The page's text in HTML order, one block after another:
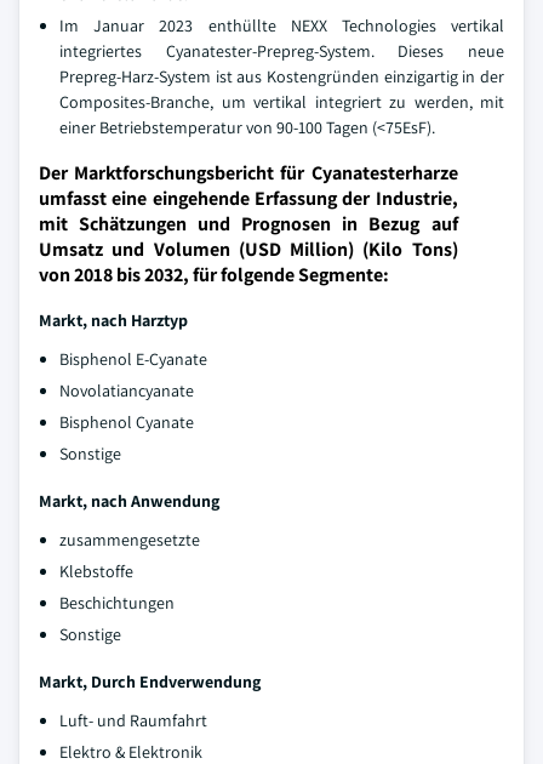
Im Januar 2023 enthüllte NEXX Technologies vertikal
integriertes Cyanatester-Prepreg-System. Dieses neue
Prepreg-Harz-System ist aus Kostengründen einzigartig in der
Composites-Branche, um vertikal integriert zu werden, mit
einer Betriebstemperatur von 90-100 Tagen (<75EsF).
Der Marktforschungsbericht für Cyanatesterharze
umfasst eine eingehende Erfassung der Industrie,
mit Schätzungen und Prognosen in Bezug auf
Umsatz und Volumen (USD Million) (Kilo Tons)
von 2018 bis 2032, für folgende Segmente:
Markt, nach Harztyp
Bisphenol E-Cyanate
Novolatiancyanate
Bisphenol Cyanate
Sonstige
Markt, nach Anwendung
zusammengesetzte
Klebstoffe
Beschichtungen
Sonstige
Markt, Durch Endverwendung
Luft- und Raumfahrt
Elektro & Elektronik